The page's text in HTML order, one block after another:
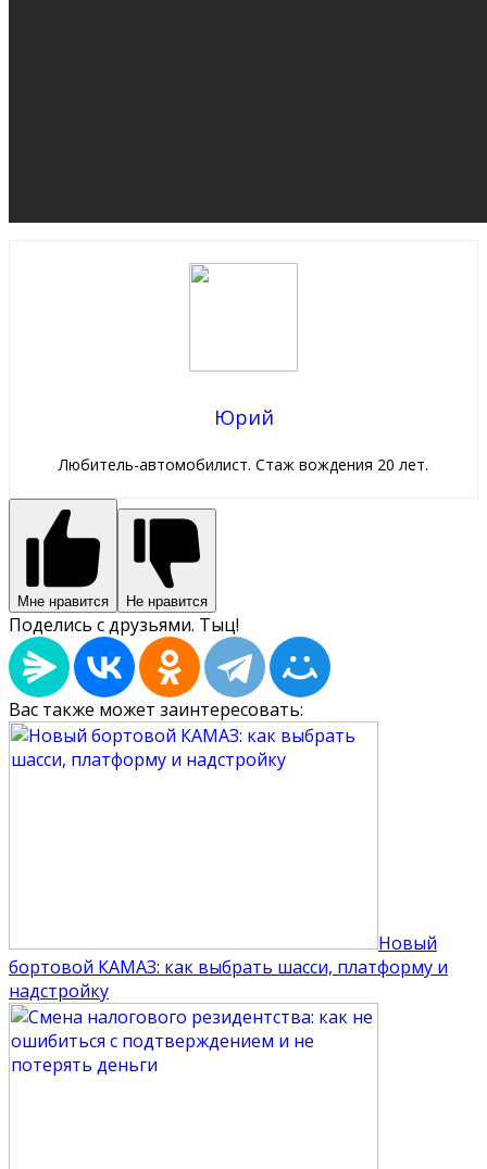
Юрий
Любитель-автомобилист. Стаж вождения 20 лет.
Мне нравится Не нравится
Поделись с друзьями. Тыц!
Вас также может заинтересовать:
Новый
бортовой КАМАЗ: как выбрать шасси, платформу и
надстройку